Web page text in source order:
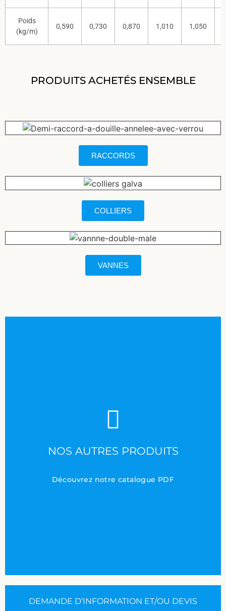
Poids
(kg/m)
0,590 0,730 0,870 1,010 1,050
PRODUITS ACHETÉS ENSEMBLE
RACCORDS
COLLIERS
VANNES
NOS AUTRES PRODUITS
Découvrez notre catalogue PDF
TÉLÉCHARGER
DEMANDE D’INFORMATION ET/OU DEVIS